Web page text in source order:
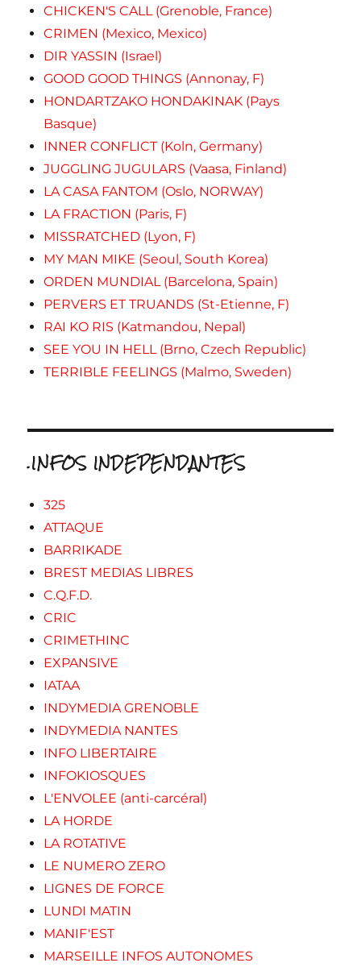
CHICKEN'S CALL (Grenoble, France)
CRIMEN (Mexico, Mexico)
DIR YASSIN (Israel)
GOOD GOOD THINGS (Annonay, F)
HONDARTZAKO HONDAKINAK (Pays
Basque)
INNER CONFLICT (Koln, Germany)
JUGGLING JUGULARS (Vaasa, Finland)
LA CASA FANTOM (Oslo, NORWAY)
LA FRACTION (Paris, F)
MISSRATCHED (Lyon, F)
MY MAN MIKE (Seoul, South Korea)
ORDEN MUNDIAL (Barcelona, Spain)
PERVERS ET TRUANDS (St-Etienne, F)
RAI KO RIS (Katmandou, Nepal)
SEE YOU IN HELL (Brno, Czech Republic)
TERRIBLE FEELINGS (Malmo, Sweden)
.INFOS INDEPENDANTES
325
ATTAQUE
BARRIKADE
BREST MEDIAS LIBRES
C.Q.F.D.
CRIC
CRIMETHINC
EXPANSIVE
IATAA
INDYMEDIA GRENOBLE
INDYMEDIA NANTES
INFO LIBERTAIRE
INFOKIOSQUES
L'ENVOLEE (anti-carcéral)
LA HORDE
LA ROTATIVE
LE NUMERO ZERO
LIGNES DE FORCE
LUNDI MATIN
MANIF'EST
MARSEILLE INFOS AUTONOMES